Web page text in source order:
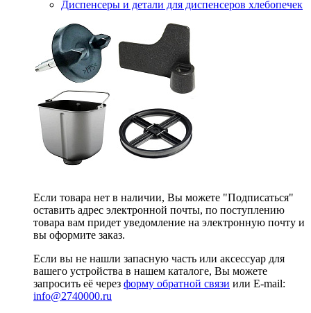
Диспенсеры и детали для диспенсеров хлебопечек
Если товара нет в наличии, Вы можете "Подписаться"
оставить адрес электронной почты, по поступлению
товара вам придет уведомление на электронную почту и
вы оформите заказ.
Если вы не нашли запасную часть или аксессуар для
вашего устройства в нашем каталоге, Вы можете
запросить её через форму обратной связи или E-mail:
info@2740000.ru